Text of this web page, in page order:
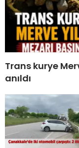
Trans kurye
anıldı